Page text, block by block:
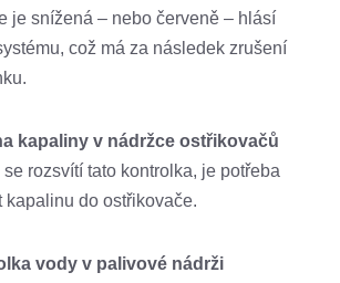
je snížená – nebo červeně – hlásí
což má za následek zrušení
kapaliny v nádržce ostřikovačů
se rozsvítí tato kontrolka, je potřeba
kapalinu do ostřikovače.
vody v palivové nádrži